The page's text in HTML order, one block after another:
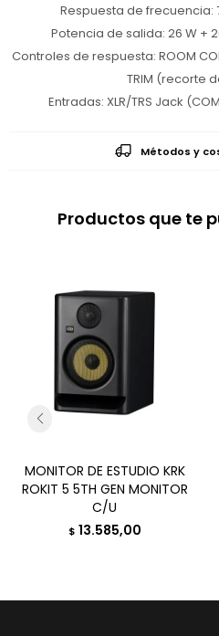
Respuesta de frecuencia:
Potencia de salida: 26 W +
Controles de respuesta: ROOM
TRIM (recorte
Entradas: XLR/TRS Jack
Métodos y
Productos que te
MONITOR DE ESTUDIO KRK
ROKIT 5 5TH GEN MONITOR
C/U
$ 13.585,00